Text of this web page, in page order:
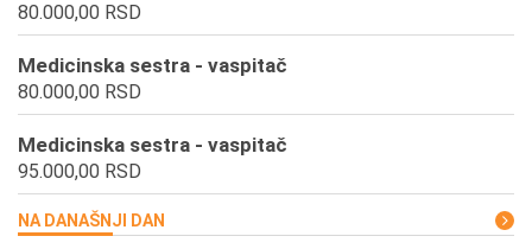
80.000,00 RSD
Medicinska sestra - vaspitač
80.000,00 RSD
Medicinska sestra - vaspitač
95.000,00 RSD
NA DANAŠNJI DAN